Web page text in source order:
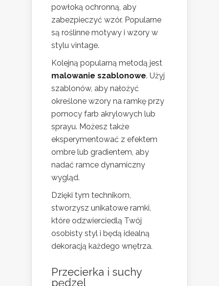
powłoką ochronną, aby
zabezpieczyć wzór. Popularne
są roślinne motywy i wzory w
stylu vintage.
Kolejną popularną metodą jest
malowanie szablonowe. Użyj
szablonów, aby nałożyć
określone wzory na ramkę przy
pomocy farb akrylowych lub
sprayu. Możesz także
eksperymentować z efektem
ombre lub gradientem, aby
nadać ramce dynamiczny
wygląd.
Dzięki tym technikom,
stworzysz unikatowe ramki,
które odzwierciedlą Twój
osobisty styl i będą idealną
dekoracją każdego wnętrza.
Przecierka i suchy
pędzel